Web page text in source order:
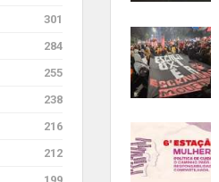
301
284
255
238
216
212